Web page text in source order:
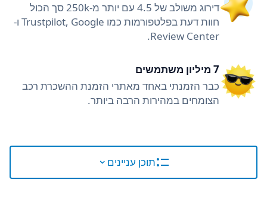
דירוג משולב של 4.5 עם יותר מ-250k סך הכול
חוות דעת בפלטפורמות כמו Trustpilot, Google ו-
Review Center.
7 מיליון משתמשים
כבר הזמנתי באחד מאתרי הזמנת ההשכרת רכב
הצומחים במהירות הרבה ביותר.
תוכן עניינים